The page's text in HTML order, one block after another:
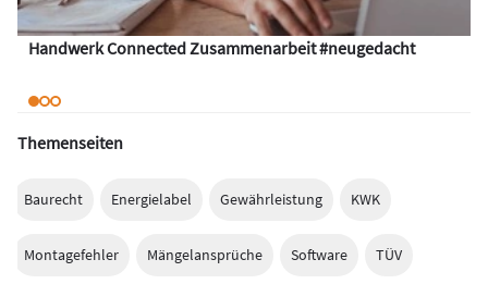
Handwerk Connected Zusammenarbeit #neugedacht
Themenseiten
Baurecht Energielabel Gewährleistung KWK
Montagefehler Mängelansprüche Software TÜV